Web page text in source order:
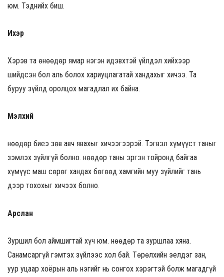
юм. Тэднийх биш.
Ихэр
Хэрэв та өнөөдөр ямар нэгэн идэвхтэй үйлдэл хийхээр
шийдсэн бол аль болох хариуцлагатай хандахыг хичээ. Та
буруу зүйлд оролцох магадлал их байна.
Мэлхий
Өнөөдөр биеэ зөв авч явахыг хичээгээрэй. Тэгвэл хүмүүст таныг
зэмлэх зүйлгүй болно. Өнөөдөр таны эргэн тойронд байгаа
хүмүүс маш сөрөг хандах бөгөөд хамгийн муу зүйлийг тань
дээр тохохыг хичээх болно.
Арслан
Зуршил бол аймшигтай хүч юм. Өнөөдөр та зуршлаа хяна.
Санамсаргүй гэмтэх зүйлээс хол бай. Төрөлхийн эелдэг зан,
уур уцаар хоёрын аль нэгийг нь сонгох хэрэгтэй болж магадгүй